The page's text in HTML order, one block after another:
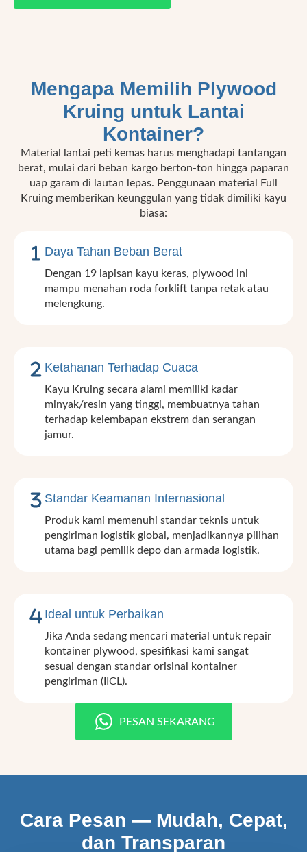
Mengapa Memilih Plywood
Kruing untuk Lantai
Kontainer?
Material lantai peti kemas harus menghadapi tantangan
berat, mulai dari beban kargo berton-ton hingga paparan
uap garam di lautan lepas. Penggunaan material Full
Kruing memberikan keunggulan yang tidak dimiliki kayu
biasa:
Daya Tahan Beban Berat
Dengan 19 lapisan kayu keras, plywood ini
mampu menahan roda forklift tanpa retak atau
melengkung.
Ketahanan Terhadap Cuaca
Kayu Kruing secara alami memiliki kadar
minyak/resin yang tinggi, membuatnya tahan
terhadap kelembapan ekstrem dan serangan
jamur.
Standar Keamanan Internasional
Produk kami memenuhi standar teknis untuk
pengiriman logistik global, menjadikannya pilihan
utama bagi pemilik depo dan armada logistik.
Ideal untuk Perbaikan
Jika Anda sedang mencari material untuk repair
kontainer plywood, spesifikasi kami sangat
sesuai dengan standar orisinal kontainer
pengiriman (IICL).
PESAN SEKARANG
Cara Pesan — Mudah, Cepat,
dan Transparan